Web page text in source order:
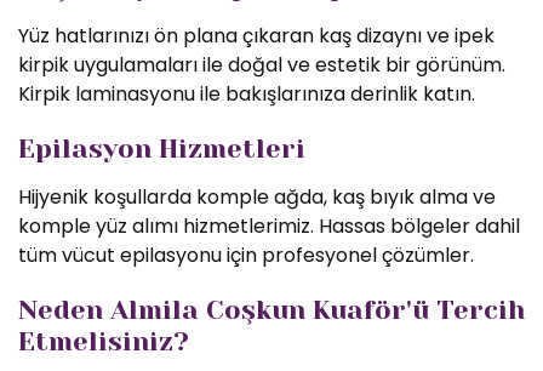
Yüz hatlarınızı ön plana çıkaran kaş dizaynı ve ipek
kirpik uygulamaları ile doğal ve estetik bir görünüm.
Kirpik laminasyonu ile bakışlarınıza derinlik katın.
Epilasyon Hizmetleri
Hijyenik koşullarda komple ağda, kaş bıyık alma ve
komple yüz alımı hizmetlerimiz. Hassas bölgeler dahil
tüm vücut epilasyonu için profesyonel çözümler.
Neden Almila Coşkun Kuaför'ü Tercih
Etmelisiniz?